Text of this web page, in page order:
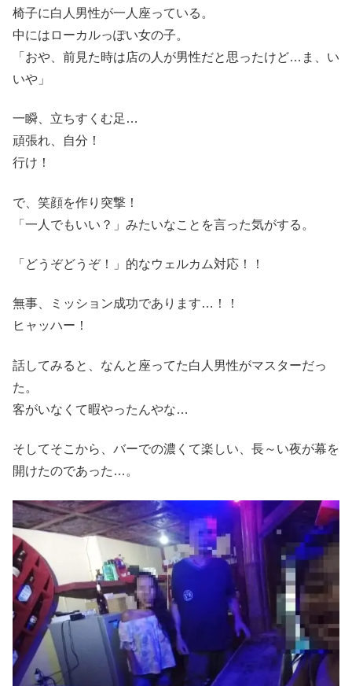
椅子に白人男性が一人座っている。
中にはローカルっぽい女の子。
「おや、前見た時は店の人が男性だと思ったけど…ま、い
いや」
一瞬、立ちすくむ足…
頑張れ、自分！
行け！
で、笑顔を作り突撃！
「一人でもいい？」みたいなことを言った気がする。
「どうぞどうぞ！」的なウェルカム対応！！
無事、ミッション成功であります…！！
ヒャッハー！
話してみると、なんと座ってた白人男性がマスターだっ
た。
客がいなくて暇やったんやな…
そしてそこから、バーでの濃くて楽しい、長～い夜が幕を
開けたのであった…。